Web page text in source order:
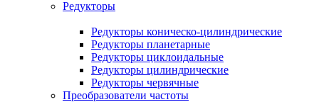
Редукторы
Редукторы коническо-цилиндрические
Редукторы планетарные
Редукторы циклоидальные
Редукторы цилиндрические
Редукторы червячные
Преобразователи частоты